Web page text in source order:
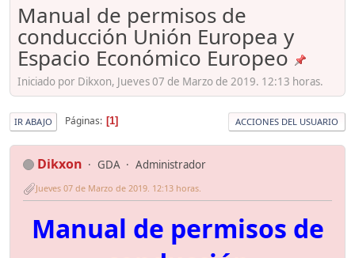
Manual de permisos de
conducción Unión Europea y
Espacio Económico Europeo
Iniciado por Dikxon, Jueves 07 de Marzo de 2019. 12:13 horas.
IR ABAJO Páginas 1 ACCIONES DEL USUARIO
Dikxon GDA Administrador
Jueves 07 de Marzo de 2019. 12:13 horas.
Manual de permisos de